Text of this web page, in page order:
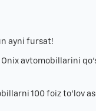
ayni fursat!
avtomobillarini
100 foiz to‘lov